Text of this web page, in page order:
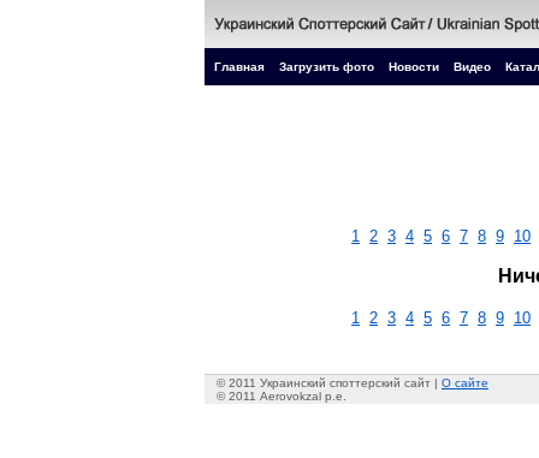
Главная Загрузить фото Новости Видео
1 2 3 4 5 6 7 8 9 10
1 2 3 4 5 6 7 8 9 10
© 2011 Украинский споттерский сайт | О сайте
© 2011 Aerovokzal p.e.